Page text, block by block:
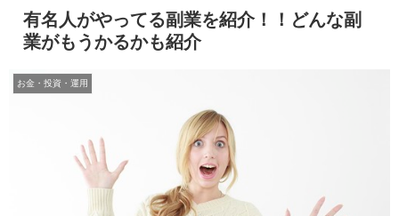
有名人がやってる副業を紹介！！どんな副
業がもうかるかも紹介
お金・投資・運用